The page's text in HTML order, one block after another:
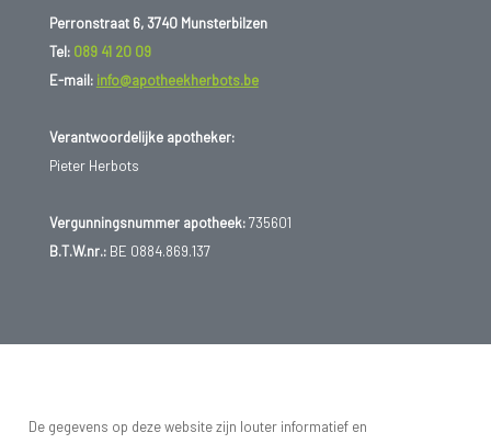
Perronstraat 6, 3740 Munsterbilzen
Tel: 089 41 20 09
E-mail: info@apotheekherbots.be
Verantwoordelijke apotheker:
Pieter Herbots
Vergunningsnummer apotheek:735601
B.T.W.nr.:BE 0884.869.137
De gegevens op deze website zijn louter informatief en